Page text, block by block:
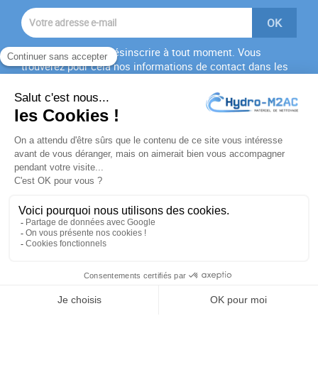
Vous pouvez vous désinscrire à tout moment. Vous
trouverez pour cela nos informations de contact dans les
J'accepte lesconditions générales
politique de
confidentialité
PRODUITS
NOTRE SOCIÉTÉ
VOTRE COMPTE